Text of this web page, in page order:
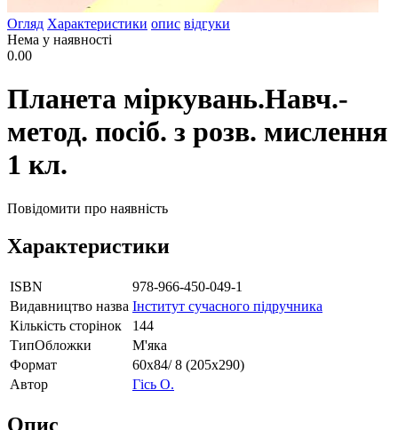
Огляд Характеристики опис відгуки
Нема у наявності
0.00
Планета міркувань.Навч.-
метод. посіб. з розв. мислення
1 кл.
Повідомити про наявність
Характеристики
ISBN
978-966-450-049-1
Видавництво назва Інститут сучасного підручника
Кількість сторінок
144
ТипОбложки
М'яка
Формат
60х84/ 8 (205х290)
Автор
Гісь О.
Опис